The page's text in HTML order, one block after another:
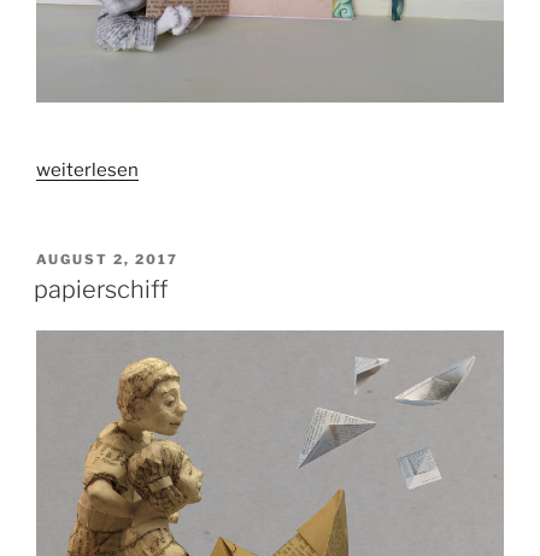
„elfentür“
weiterlesen
VERÖFFENTLICHT
AUGUST 2, 2017
papierschiff